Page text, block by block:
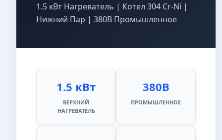
1.5 кВт Нагреватель | Котел 304 Cr-Ni |
Нижний Пар | 380В Промышленное
1.5 кВт
ВЕРХНИЙ
НАГРЕВАТЕЛЬ
380В
ПРОМЫШЛЕННОЕ